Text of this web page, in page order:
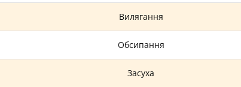
Вилягання
Обсипання
Засуха